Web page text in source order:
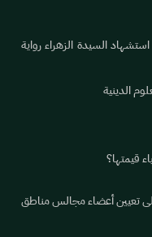
السيدة الزهراء رواية
الدينية
قيمتها؟
تعيين أعضاء مجالس مناطق